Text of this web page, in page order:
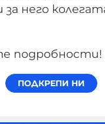
за него
подробности!